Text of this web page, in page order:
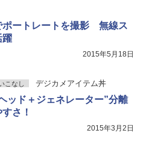
ポートレートを撮影 無線ス
躍
2015年5月18日
こなし デジカメアイテム丼
ッド＋ジェネレーター”分離
さ！
2015年3月2日